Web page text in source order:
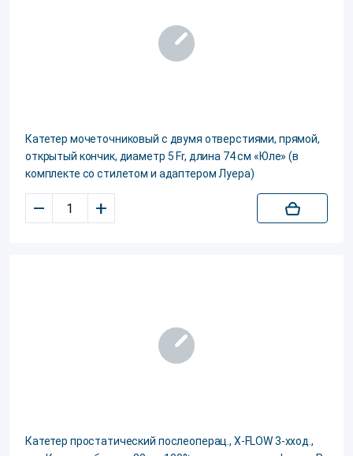
Катетер мочеточниковый с двумя отверстиями, прямой,
открытый кончик, диаметр 5 Fr, длина 74 см «Юле» (в
комплекте со стилетом и адаптером Луера)
– +
Катетер простатический послеоперац., X-FLOW 3-хход.,